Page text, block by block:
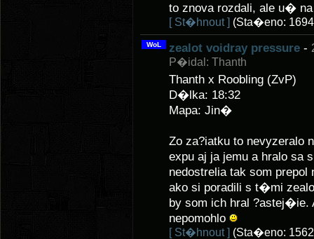
to znova rozdali, ale u�
[ St�hnout ] (Sta�eno:
WoL zealot voidray pressure -
P�idal: Thanth
Thanth x Roobling (ZvP)
D�lka: 18:32
Mapa: Jin�
Zo za?iatku to nevyzeralo
expu aj ja jemu a hralo sa
nedostrelia tak som
ako si poradili s t�mi
by som ich hral
nepomohlo
[ St�hnout ] (Sta�eno: